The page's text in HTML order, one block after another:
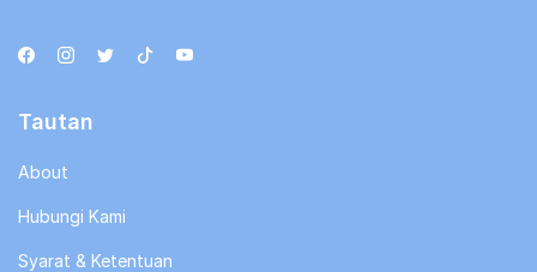
Tautan
About
Hubungi Kami
Syarat & Ketentuan